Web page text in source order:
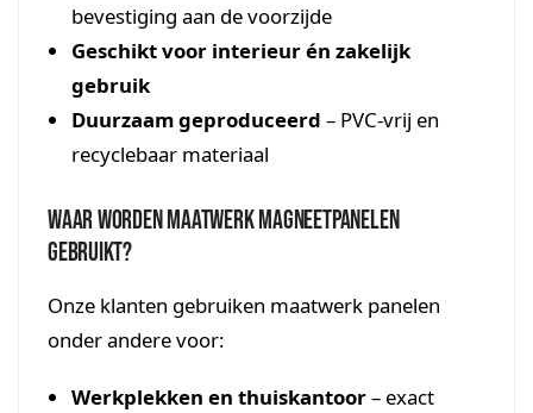
bevestiging aan de voorzijde
Geschikt voor interieur én zakelijk
gebruik
Duurzaam geproduceerd – PVC-vrij en
recyclebaar materiaal
Waar worden maatwerk magneetpanelen
gebruikt?
Onze klanten gebruiken maatwerk panelen
onder andere voor:
Werkplekken en thuiskantoor– exact